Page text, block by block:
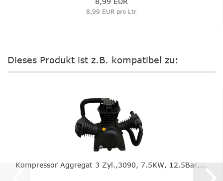
8,99 EUR pro Ltr
Dieses Produkt ist z.B. kompatibel zu:
Kompressor Aggregat 3 Zyl.,3090, 7.5KW, 12.5Bar,...